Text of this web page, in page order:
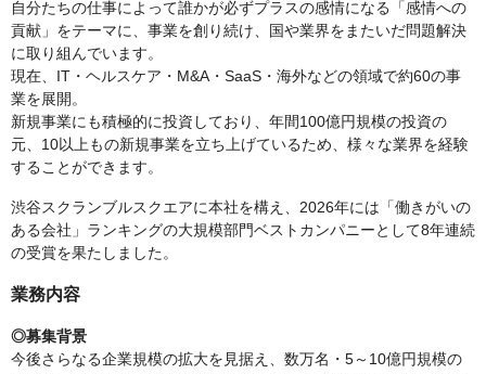
自分たちの仕事によって誰かが必ずプラスの感情になる「感情への
貢献」をテーマに、事業を創り続け、国や業界をまたいだ問題解決
に取り組んでいます。
現在、IT・ヘルスケア・M&A・SaaS・海外などの領域で約60の事
業を展開。
新規事業にも積極的に投資しており、年間100億円規模の投資の
元、10以上もの新規事業を立ち上げているため、様々な業界を経験
することができます。
渋谷スクランブルスクエアに本社を構え、2026年には「働きがいの
ある会社」ランキングの大規模部門ベストカンパニーとして8年連続
の受賞を果たしました。
業務内容
◎募集背景
今後さらなる企業規模の拡大を見据え、数万名・5～10億円規模の